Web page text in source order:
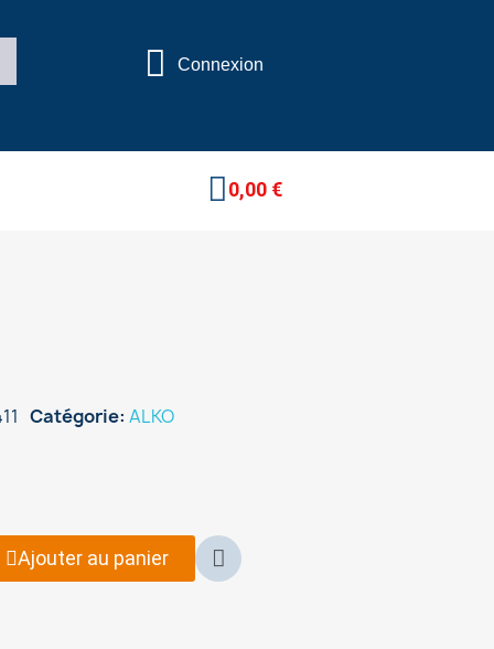
Connexion
0,00 €
Catégorie ALKO
Ajouter au panier